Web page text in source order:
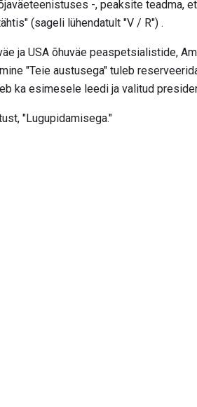
-, peaksite teadma,
(sageli lühendatult "V / R") .
ja USA õhuväe peaspetsialistide,
"Teie austusega" tuleb
ka esimesele leedi ja valitud
"Lugupidamisega."